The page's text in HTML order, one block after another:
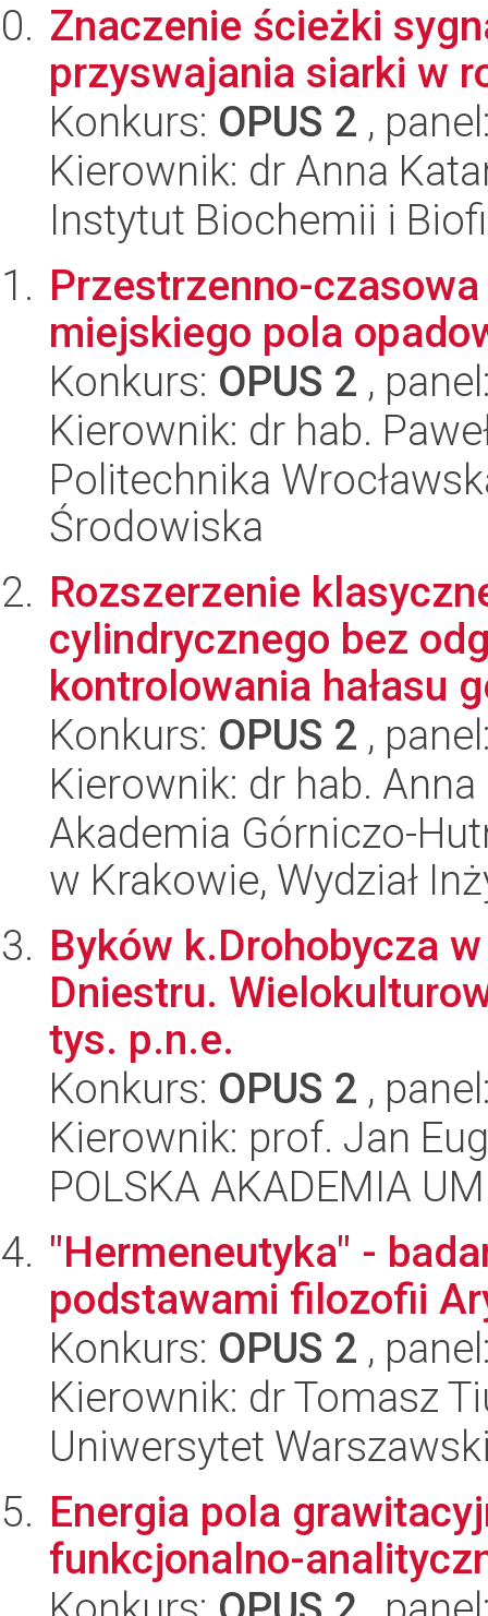
Znaczenie ścieżki
przyswajania siarki w
Konkurs: OPUS 2 ,
Kierownik: dr Anna
Instytut Biochemii i
Przestrzenno-
miejskiego pola
Konkurs: OPUS 2 ,
Kierownik: dr hab.
Politechnika
Środowiska
Rozszerzenie
cylindrycznego bez
kontrolowania hałasu
Konkurs: OPUS 2 ,
Kierownik: dr hab.
Akademia Górniczo-
w Krakowie, Wydział
Byków k.Drohobycza
Dniestru.
tys. p.n.e.
Konkurs: OPUS 2 ,
Kierownik: prof. Jan
POLSKA AKADEMIA
"Hermeneutyka" -
podstawami filozofii
Konkurs: OPUS 2 ,
Kierownik: dr Tomasz
Uniwersytet
Energia pola
funkcjonalno-